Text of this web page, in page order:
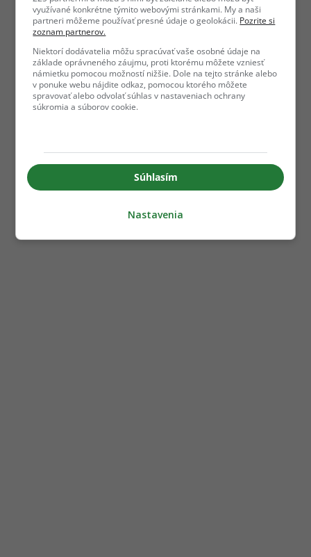
využívané konkrétne týmito webovými stránkami. My a naši
partneri môžeme používať presné údaje o geolokácii. Pozrite si
zoznam partnerov.
Niektorí dodávatelia môžu spracúvať vaše osobné údaje na
základe oprávneného záujmu, proti ktorému môžete vzniesť
námietku pomocou možností nižšie. Dole na tejto stránke alebo
v ponuke webu nájdite odkaz, pomocou ktorého môžete
spravovať alebo odvolať súhlas v nastaveniach ochrany
súkromia a súborov cookie.
Súhlasím
Nastavenia